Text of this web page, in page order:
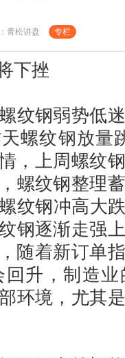
青松讲盘 专栏
下挫
钢弱势低迷
螺纹钢放量
，上周螺纹
螺纹钢整理
纹钢冲高大
钢逐渐走强
随着新订单
升，制造
环境，尤其